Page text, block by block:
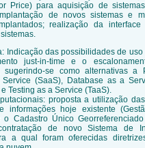
Price) para aquisição de
de novos sistemas e
realização da
Indicação das possibilidades de
just-in-time e o
sugerindo-se como alternativas
(SaaS), Database as a
Testing as a Service (TaaS).
proposta a utilização
informações hoje existente
o Cadastro Único
de novo Sistema de
a qual foram oferecidas